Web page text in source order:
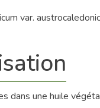
var.
dans une huile